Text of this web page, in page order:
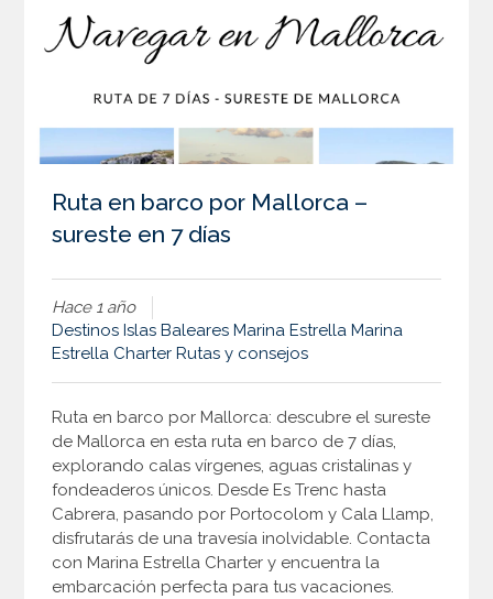
Ruta en barco por Mallorca –
sureste en 7 días
Hace 1 año
Destinos Islas Baleares Marina Estrella Marina
Estrella Charter Rutas y consejos
Ruta en barco por Mallorca: descubre el sureste
de Mallorca en esta ruta en barco de 7 días,
explorando calas vírgenes, aguas cristalinas y
fondeaderos únicos. Desde Es Trenc hasta
Cabrera, pasando por Portocolom y Cala Llamp,
disfrutarás de una travesía inolvidable. Contacta
con Marina Estrella Charter y encuentra la
embarcación perfecta para tus vacaciones.